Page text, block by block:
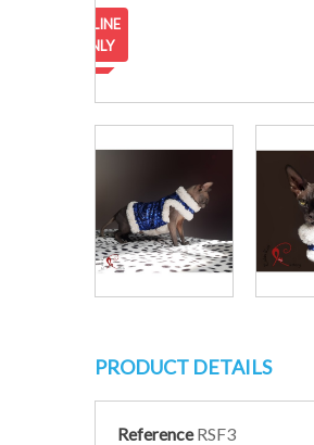
ONLINE
ONLY
PRODUCT DETAILS
Reference RSF3